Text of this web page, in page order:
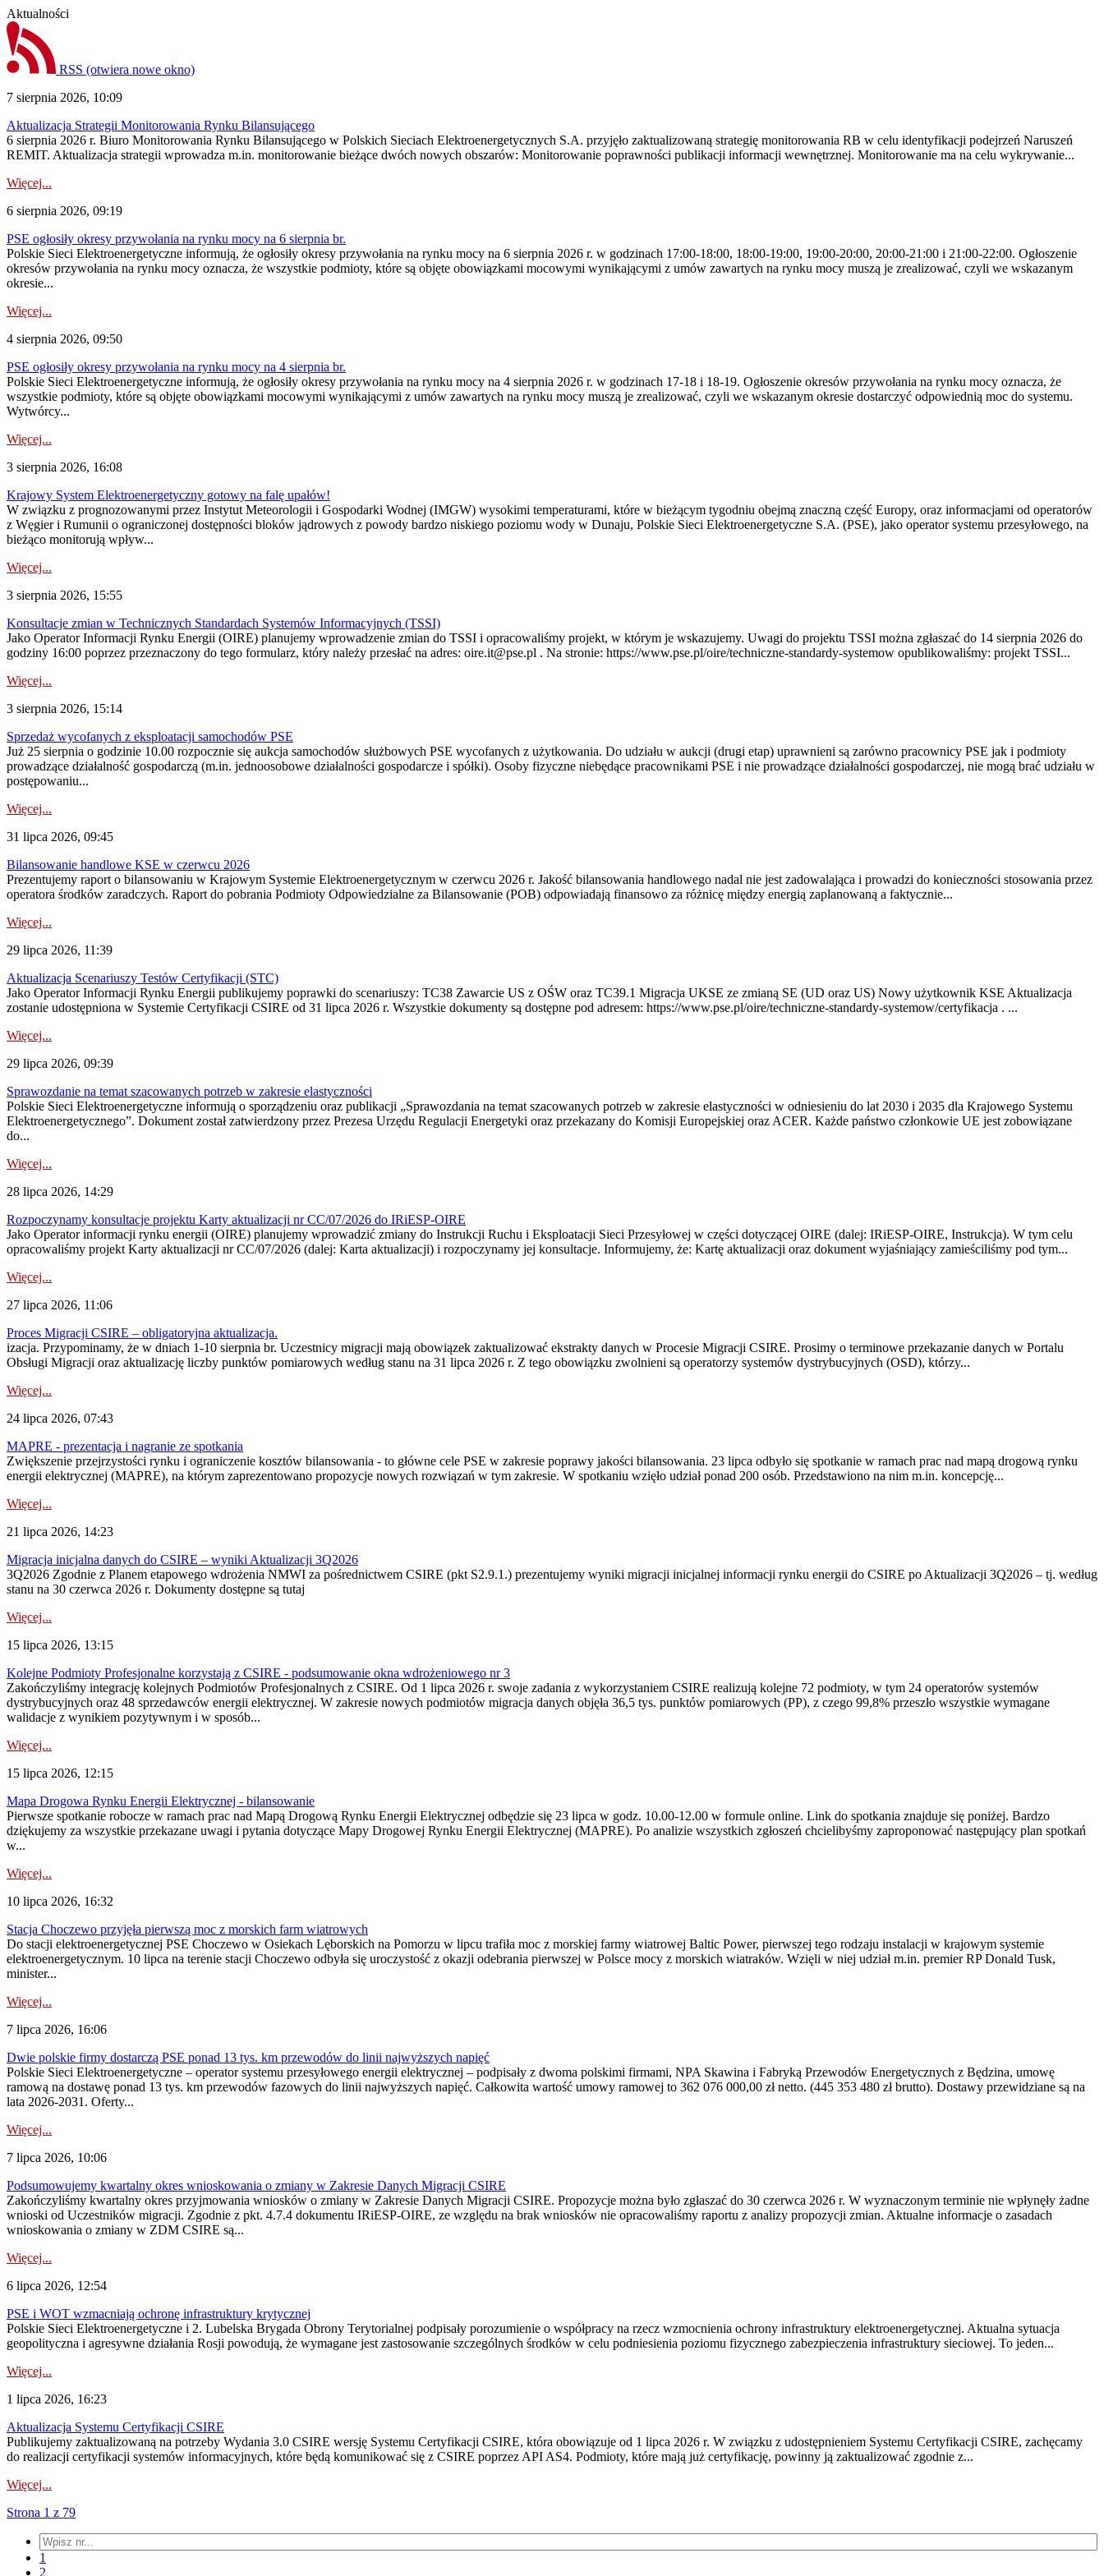
Aktualności
RSS (otwiera nowe okno)
7 sierpnia 2026, 10:09
Aktualizacja Strategii Monitorowania Rynku Bilansującego
6 sierpnia 2026 r. Biuro Monitorowania Rynku Bilansującego w Polskich Sieciach Elektroenergetycznych S.A. przyjęło zaktualizowaną strategię monitorowania RB w celu identyfikacji podejrzeń Naruszeń
REMIT. Aktualizacja strategii wprowadza m.in. monitorowanie bieżące dwóch nowych obszarów: Monitorowanie poprawności publikacji informacji wewnętrznej. Monitorowanie ma na celu wykrywanie...
Więcej...
6 sierpnia 2026, 09:19
PSE ogłosiły okresy przywołania na rynku mocy na 6 sierpnia br.
Polskie Sieci Elektroenergetyczne informują, że ogłosiły okresy przywołania na rynku mocy na 6 sierpnia 2026 r. w godzinach 17:00-18:00, 18:00-19:00, 19:00-20:00, 20:00-21:00 i 21:00-22:00. Ogłoszenie
okresów przywołania na rynku mocy oznacza, że wszystkie podmioty, które są objęte obowiązkami mocowymi wynikającymi z umów zawartych na rynku mocy muszą je zrealizować, czyli we wskazanym
okresie...
Więcej...
4 sierpnia 2026, 09:50
PSE ogłosiły okresy przywołania na rynku mocy na 4 sierpnia br.
Polskie Sieci Elektroenergetyczne informują, że ogłosiły okresy przywołania na rynku mocy na 4 sierpnia 2026 r. w godzinach 17-18 i 18-19. Ogłoszenie okresów przywołania na rynku mocy oznacza, że
wszystkie podmioty, które są objęte obowiązkami mocowymi wynikającymi z umów zawartych na rynku mocy muszą je zrealizować, czyli we wskazanym okresie dostarczyć odpowiednią moc do systemu.
Wytwórcy...
Więcej...
3 sierpnia 2026, 16:08
Krajowy System Elektroenergetyczny gotowy na falę upałów!
W związku z prognozowanymi przez Instytut Meteorologii i Gospodarki Wodnej (IMGW) wysokimi temperaturami, które w bieżącym tygodniu obejmą znaczną część Europy, oraz informacjami od operatorów
z Węgier i Rumunii o ograniczonej dostępności bloków jądrowych z powody bardzo niskiego poziomu wody w Dunaju, Polskie Sieci Elektroenergetyczne S.A. (PSE), jako operator systemu przesyłowego, na
bieżąco monitorują wpływ...
Więcej...
3 sierpnia 2026, 15:55
Konsultacje zmian w Technicznych Standardach Systemów Informacyjnych (TSSI)
Jako Operator Informacji Rynku Energii (OIRE) planujemy wprowadzenie zmian do TSSI i opracowaliśmy projekt, w którym je wskazujemy. Uwagi do projektu TSSI można zgłaszać do 14 sierpnia 2026 do
godziny 16:00 poprzez przeznaczony do tego formularz, który należy przesłać na adres: oire.it@pse.pl . Na stronie: https://www.pse.pl/oire/techniczne-standardy-systemow opublikowaliśmy: projekt TSSI...
Więcej...
3 sierpnia 2026, 15:14
Sprzedaż wycofanych z eksploatacji samochodów PSE
Już 25 sierpnia o godzinie 10.00 rozpocznie się aukcja samochodów służbowych PSE wycofanych z użytkowania. Do udziału w aukcji (drugi etap) uprawnieni są zarówno pracownicy PSE jak i podmioty
prowadzące działalność gospodarczą (m.in. jednoosobowe działalności gospodarcze i spółki). Osoby fizyczne niebędące pracownikami PSE i nie prowadzące działalności gospodarczej, nie mogą brać udziału w
postępowaniu...
Więcej...
31 lipca 2026, 09:45
Bilansowanie handlowe KSE w czerwcu 2026
Prezentujemy raport o bilansowaniu w Krajowym Systemie Elektroenergetycznym w czerwcu 2026 r. Jakość bilansowania handlowego nadal nie jest zadowalająca i prowadzi do konieczności stosowania przez
operatora środków zaradczych. Raport do pobrania Podmioty Odpowiedzialne za Bilansowanie (POB) odpowiadają finansowo za różnicę między energią zaplanowaną a faktycznie...
Więcej...
29 lipca 2026, 11:39
Aktualizacja Scenariuszy Testów Certyfikacji (STC)
Jako Operator Informacji Rynku Energii publikujemy poprawki do scenariuszy: TC38 Zawarcie US z OŚW oraz TC39.1 Migracja UKSE ze zmianą SE (UD oraz US) Nowy użytkownik KSE Aktualizacja
zostanie udostępniona w Systemie Certyfikacji CSIRE od 31 lipca 2026 r. Wszystkie dokumenty są dostępne pod adresem: https://www.pse.pl/oire/techniczne-standardy-systemow/certyfikacja . ...
Więcej...
29 lipca 2026, 09:39
Sprawozdanie na temat szacowanych potrzeb w zakresie elastyczności
Polskie Sieci Elektroenergetyczne informują o sporządzeniu oraz publikacji „Sprawozdania na temat szacowanych potrzeb w zakresie elastyczności w odniesieniu do lat 2030 i 2035 dla Krajowego Systemu
Elektroenergetycznego”. Dokument został zatwierdzony przez Prezesa Urzędu Regulacji Energetyki oraz przekazany do Komisji Europejskiej oraz ACER. Każde państwo członkowie UE jest zobowiązane
do...
Więcej...
28 lipca 2026, 14:29
Rozpoczynamy konsultacje projektu Karty aktualizacji nr CC/07/2026 do IRiESP-OIRE
Jako Operator informacji rynku energii (OIRE) planujemy wprowadzić zmiany do Instrukcji Ruchu i Eksploatacji Sieci Przesyłowej w części dotyczącej OIRE (dalej: IRiESP-OIRE, Instrukcja). W tym celu
opracowaliśmy projekt Karty aktualizacji nr CC/07/2026 (dalej: Karta aktualizacji) i rozpoczynamy jej konsultacje. Informujemy, że: Kartę aktualizacji oraz dokument wyjaśniający zamieściliśmy pod tym...
Więcej...
27 lipca 2026, 11:06
Proces Migracji CSIRE – obligatoryjna aktualizacja.
izacja. Przypominamy, że w dniach 1-10 sierpnia br. Uczestnicy migracji mają obowiązek zaktualizować ekstrakty danych w Procesie Migracji CSIRE. Prosimy o terminowe przekazanie danych w Portalu
Obsługi Migracji oraz aktualizację liczby punktów pomiarowych według stanu na 31 lipca 2026 r. Z tego obowiązku zwolnieni są operatorzy systemów dystrybucyjnych (OSD), którzy...
Więcej...
24 lipca 2026, 07:43
MAPRE - prezentacja i nagranie ze spotkania
Zwiększenie przejrzystości rynku i ograniczenie kosztów bilansowania - to główne cele PSE w zakresie poprawy jakości bilansowania. 23 lipca odbyło się spotkanie w ramach prac nad mapą drogową rynku
energii elektrycznej (MAPRE), na którym zaprezentowano propozycje nowych rozwiązań w tym zakresie. W spotkaniu wzięło udział ponad 200 osób. Przedstawiono na nim m.in. koncepcję...
Więcej...
21 lipca 2026, 14:23
Migracja inicjalna danych do CSIRE – wyniki Aktualizacji 3Q2026
3Q2026 Zgodnie z Planem etapowego wdrożenia NMWI za pośrednictwem CSIRE (pkt S2.9.1.) prezentujemy wyniki migracji inicjalnej informacji rynku energii do CSIRE po Aktualizacji 3Q2026 – tj. według
stanu na 30 czerwca 2026 r. Dokumenty dostępne są tutaj
Więcej...
15 lipca 2026, 13:15
Kolejne Podmioty Profesjonalne korzystają z CSIRE - podsumowanie okna wdrożeniowego nr 3
Zakończyliśmy integrację kolejnych Podmiotów Profesjonalnych z CSIRE. Od 1 lipca 2026 r. swoje zadania z wykorzystaniem CSIRE realizują kolejne 72 podmioty, w tym 24 operatorów systemów
dystrybucyjnych oraz 48 sprzedawców energii elektrycznej. W zakresie nowych podmiotów migracja danych objęła 36,5 tys. punktów pomiarowych (PP), z czego 99,8% przeszło wszystkie wymagane
walidacje z wynikiem pozytywnym i w sposób...
Więcej...
15 lipca 2026, 12:15
Mapa Drogowa Rynku Energii Elektrycznej - bilansowanie
Pierwsze spotkanie robocze w ramach prac nad Mapą Drogową Rynku Energii Elektrycznej odbędzie się 23 lipca w godz. 10.00-12.00 w formule online. Link do spotkania znajduje się poniżej. Bardzo
dziękujemy za wszystkie przekazane uwagi i pytania dotyczące Mapy Drogowej Rynku Energii Elektrycznej (MAPRE). Po analizie wszystkich zgłoszeń chcielibyśmy zaproponować następujący plan spotkań
w...
Więcej...
10 lipca 2026, 16:32
Stacja Choczewo przyjęła pierwszą moc z morskich farm wiatrowych
Do stacji elektroenergetycznej PSE Choczewo w Osiekach Lęborskich na Pomorzu w lipcu trafiła moc z morskiej farmy wiatrowej Baltic Power, pierwszej tego rodzaju instalacji w krajowym systemie
elektroenergetycznym. 10 lipca na terenie stacji Choczewo odbyła się uroczystość z okazji odebrania pierwszej w Polsce mocy z morskich wiatraków. Wzięli w niej udział m.in. premier RP Donald Tusk,
minister...
Więcej...
7 lipca 2026, 16:06
Dwie polskie firmy dostarczą PSE ponad 13 tys. km przewodów do linii najwyższych napięć
Polskie Sieci Elektroenergetyczne – operator systemu przesyłowego energii elektrycznej – podpisały z dwoma polskimi firmami, NPA Skawina i Fabryką Przewodów Energetycznych z Będzina, umowę
ramową na dostawę ponad 13 tys. km przewodów fazowych do linii najwyższych napięć. Całkowita wartość umowy ramowej to 362 076 000,00 zł netto. (445 353 480 zł brutto). Dostawy przewidziane są na
lata 2026-2031. Oferty...
Więcej...
7 lipca 2026, 10:06
Podsumowujemy kwartalny okres wnioskowania o zmiany w Zakresie Danych Migracji CSIRE
Zakończyliśmy kwartalny okres przyjmowania wniosków o zmiany w Zakresie Danych Migracji CSIRE. Propozycje można było zgłaszać do 30 czerwca 2026 r. W wyznaczonym terminie nie wpłynęły żadne
wnioski od Uczestników migracji. Zgodnie z pkt. 4.7.4 dokumentu IRiESP-OIRE, ze względu na brak wniosków nie opracowaliśmy raportu z analizy propozycji zmian. Aktualne informacje o zasadach
wnioskowania o zmiany w ZDM CSIRE są...
Więcej...
6 lipca 2026, 12:54
PSE i WOT wzmacniają ochronę infrastruktury krytycznej
Polskie Sieci Elektroenergetyczne i 2. Lubelska Brygada Obrony Terytorialnej podpisały porozumienie o współpracy na rzecz wzmocnienia ochrony infrastruktury elektroenergetycznej. Aktualna sytuacja
geopolityczna i agresywne działania Rosji powodują, że wymagane jest zastosowanie szczególnych środków w celu podniesienia poziomu fizycznego zabezpieczenia infrastruktury sieciowej. To jeden...
Więcej...
1 lipca 2026, 16:23
Aktualizacja Systemu Certyfikacji CSIRE
Publikujemy zaktualizowaną na potrzeby Wydania 3.0 CSIRE wersję Systemu Certyfikacji CSIRE, która obowiązuje od 1 lipca 2026 r. W związku z udostępnieniem Systemu Certyfikacji CSIRE, zachęcamy
do realizacji certyfikacji systemów informacyjnych, które będą komunikować się z CSIRE poprzez API AS4. Podmioty, które mają już certyfikację, powinny ją zaktualizować zgodnie z...
Więcej...
Strona 1 z 79
1
2